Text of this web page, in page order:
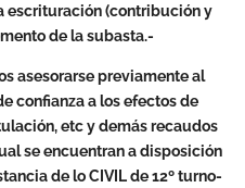
escrituración (contribución y
de la subasta.-
asesorarse previamente al
confianza a los efectos de
etc y demás recaudos
se encuentran a disposición
de lo CIVIL de 12º turno-